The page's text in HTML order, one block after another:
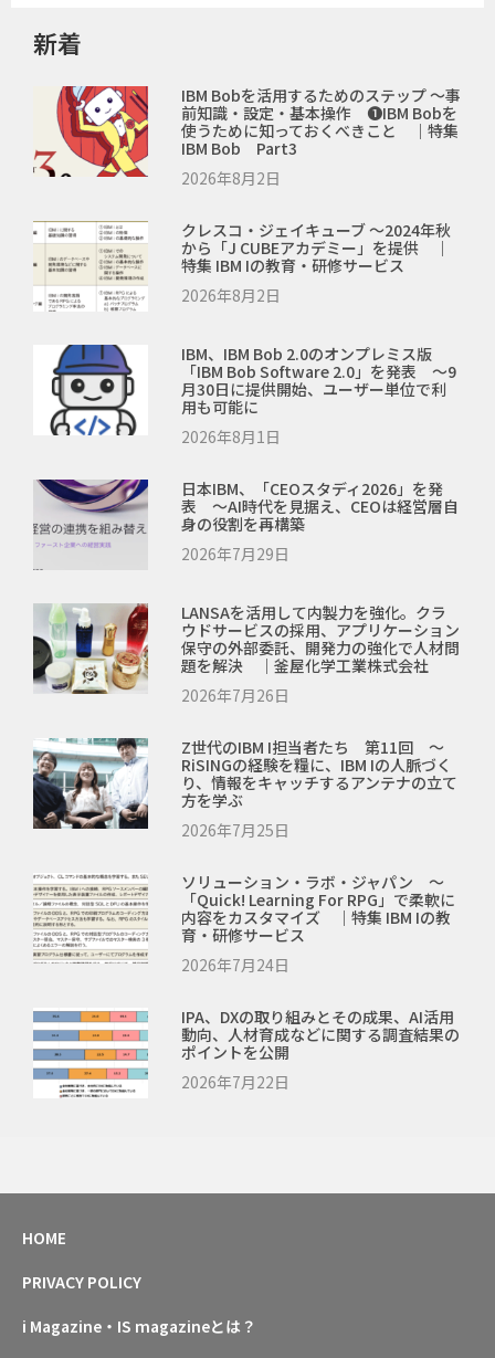
新着
IBM Bobを活用するためのステップ ～事
前知識・設定・基本操作 ❶IBM Bobを
使うために知っておくべきこと ｜特集
IBM Bob Part3
2026年8月2日
クレスコ・ジェイキューブ ～2024年秋
から「J CUBEアカデミー」を提供 ｜
特集 IBM Iの教育・研修サービス
2026年8月2日
IBM、IBM Bob 2.0のオンプレミス版
「IBM Bob Software 2.0」を発表 ～9
月30日に提供開始、ユーザー単位で利
用も可能に
2026年8月1日
日本IBM、「CEOスタディ2026」を発
表 ～AI時代を見据え、CEOは経営層自
身の役割を再構築
2026年7月29日
LANSAを活用して内製力を強化。クラ
ウドサービスの採用、アプリケーション
保守の外部委託、開発力の強化で人材問
題を解決 ｜釜屋化学工業株式会社
2026年7月26日
Z世代のIBM I担当者たち 第11回 ～
RiSINGの経験を糧に、IBM Iの人脈づく
り、情報をキャッチするアンテナの立て
方を学ぶ
2026年7月25日
ソリューション・ラボ・ジャパン ～
「Quick! Learning For RPG」で柔軟に
内容をカスタマイズ ｜特集 IBM Iの教
育・研修サービス
2026年7月24日
IPA、DXの取り組みとその成果、AI活用
動向、人材育成などに関する調査結果の
ポイントを公開
2026年7月22日
HOME
PRIVACY POLICY
i Magazine・IS magazineとは？